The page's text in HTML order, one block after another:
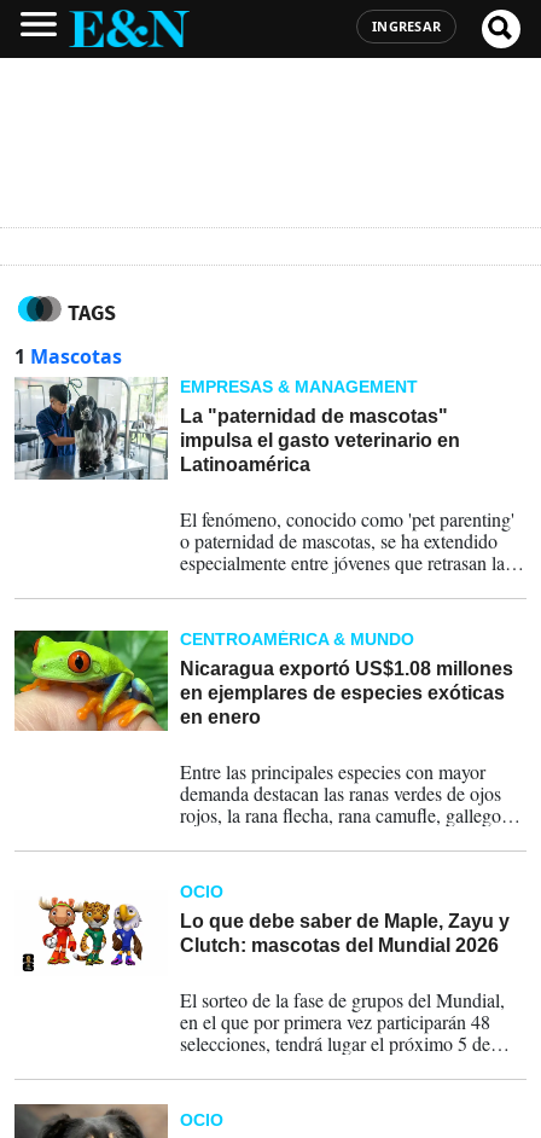
INGRESAR
TAGS
1 Mascotas
EMPRESAS & MANAGEMENT
La "paternidad de mascotas"
impulsa el gasto veterinario en
Latinoamérica
El fenómeno, conocido como 'pet parenting'
o paternidad de mascotas, se ha extendido
especialmente entre jóvenes que retrasan la
recursos al cuidado de sus animales de
compañía.
CENTROAMÉRICA & MUNDO
Nicaragua exportó US$1.08 millones
en ejemplares de especies exóticas
en enero
Entre las principales especies con mayor
demanda destacan las ranas verdes de ojos
rojos, la rana flecha, rana camufle, gallego
geko atigrado, entre otros, de acuerdo con las
autoridades.
OCIO
Lo que debe saber de Maple, Zayu y
Clutch: mascotas del Mundial 2026
El sorteo de la fase de grupos del Mundial,
en el que por primera vez participarán 48
selecciones, tendrá lugar el próximo 5 de
al torneo como vigente campeón tras el título
conquistado en Catar en 2022.
OCIO